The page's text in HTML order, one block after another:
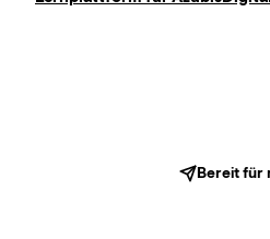
Bereit für